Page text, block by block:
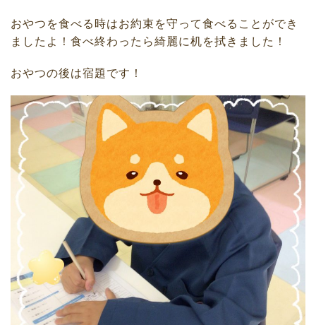
おやつを食べる時はお約束を守って食べることができ
ましたよ！食べ終わったら綺麗に机を拭きました！
おやつの後は宿題です！